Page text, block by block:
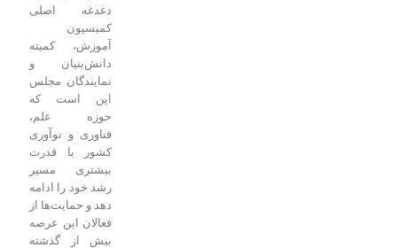
دغدغه اصلی
آموزش، کمیته
دانش‌بنیان و
نمایندگان مجلس
این است که
حوزه علم،
فناوری و نوآوری
کشور با قدرت
بیشتری مسیر
رشد خود را ادامه
دهد و حمایت‌ها از
فعالان این عرصه
بیش از گذشته